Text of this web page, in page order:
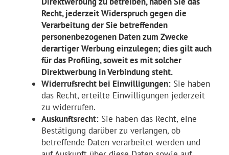
Recht, jederzeit Widerspruch gegen die
Verarbeitung der Sie betreffenden
personenbezogenen Daten zum Zwecke
derartiger Werbung einzulegen; dies gilt auch
für das Profiling, soweit es mit solcher
Direktwerbung in Verbindung steht.
Widerrufsrecht bei Einwilligungen: Sie haben
das Recht, erteilte Einwilligungen jederzeit
zu widerrufen.
Auskunftsrecht: Sie haben das Recht, eine
Bestätigung darüber zu verlangen, ob
betreffende Daten verarbeitet werden und